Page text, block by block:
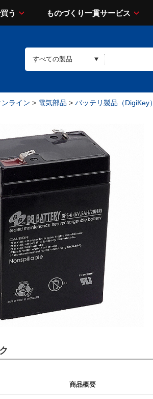
う ものづくり一貫サービス
ライン > 電気部品 > バッテリ製品（DigiKey）
商品概要